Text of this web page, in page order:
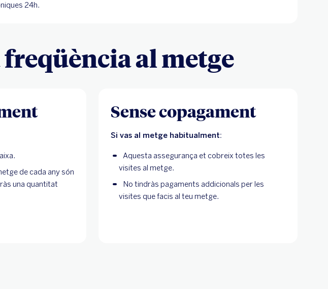
24h.
freqüència al metge
de cada any són
una quantitat
Sense copagament
Si vas al metge habitualment:
Aquesta assegurança et cobreix totes les
visites al metge.
No tindràs pagaments addicionals per les
visites que facis al teu metge.